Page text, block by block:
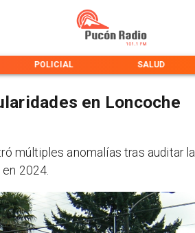
POLICIAL SALUD
en Loncoche
múltiples anomalías tras auditar la
2024.